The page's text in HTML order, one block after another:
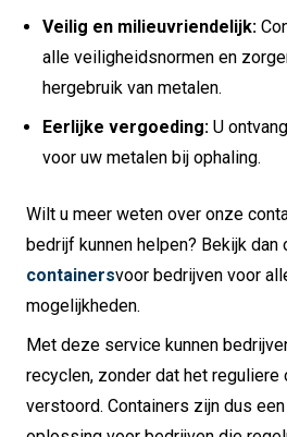
Veilig en milieuvriendelijk:
alle veiligheidsnormen en
hergebruik van metalen.
Eerlijke vergoeding: U
voor uw metalen bij ophaling.
Wilt u meer weten over onze
bedrijf kunnen helpen? Bekijk dan
containersvoor bedrijven voor
mogelijkheden.
Met deze service kunnen
recyclen, zonder dat het
verstoord. Containers zijn dus